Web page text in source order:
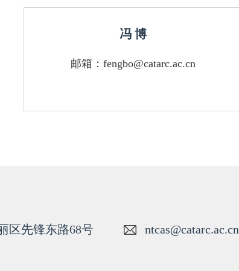
冯 博
邮箱：fengbo@catarc.ac.cn
区先锋东路68号 ntcas@catarc.ac.cn